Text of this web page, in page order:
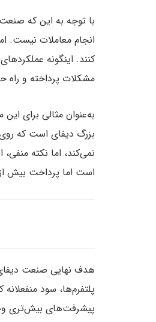
با توجه به این که
انجام معاملات نیست.
مشکلات پرداخته و راه
بزرگ دیفای است که روی
نمی‌کند، اما نکته
است اما پرداخت بیش از ۲۰ دلار برای جابجایی وجوه مورد قبول نیست.
هدف نهایی صنعت دیفای
پلتفرم‌ها، سود
پیشرفت‌های بیش‌تری